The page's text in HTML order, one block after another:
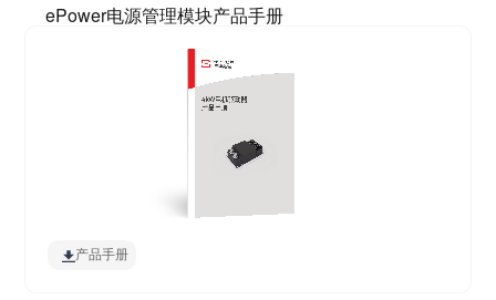
ePower电源管理模块产品手册
产品手册